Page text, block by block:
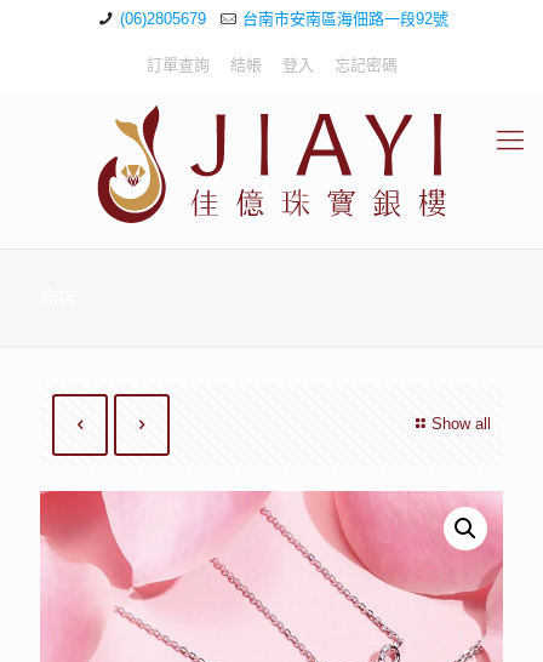
(06)2805679 台南市安南區海佃路一段92號
訂單查詢 結帳 登入 忘記密碼
Show all